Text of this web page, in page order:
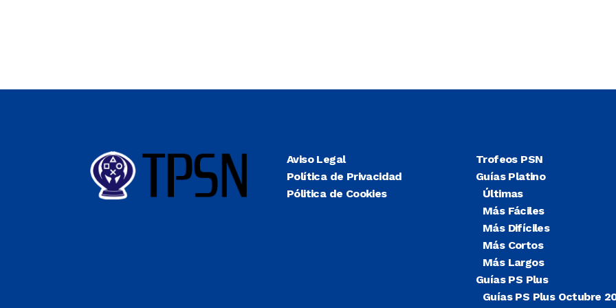
Aviso Legal
Política de Privacidad
Pólitica de Cookies
Trofeos PSN
Guías Platino
Últimas
Más Fáciles
Más Difíciles
Más Cortos
Más Largos
Guías PS Plus
Guías PS Plus Octubre